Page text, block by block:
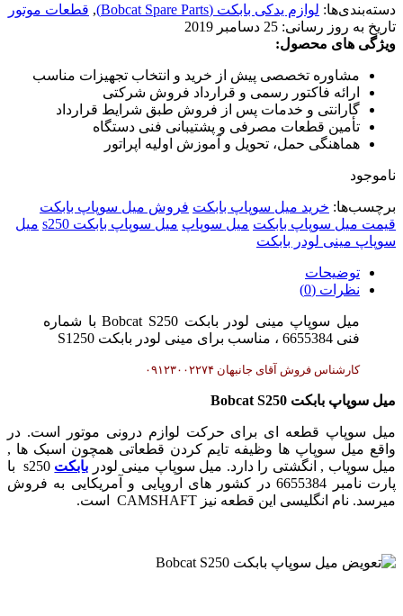
دسته‌بندی‌ها: لوازم یدکی بابکت (Bobcat Spare Parts) , قطعات موتور
تاریخ به روز رسانی: 25 دسامبر 2019
ویژگی های محصول:
مشاوره تخصصی پیش از خرید و انتخاب تجهیزات مناسب
ارائه فاکتور رسمی و قرارداد فروش شرکتی
گارانتی و خدمات پس از فروش طبق شرایط قرارداد
تأمین قطعات مصرفی و پشتیبانی فنی دستگاه
هماهنگی حمل، تحویل و آموزش اولیه اپراتور
ناموجود
برچسب‌ها: خرید میل سوپاپ بابکت فروش میل سوپاپ بابکت
قیمت میل سوپاپ بابکت میل سوپاپ میل سوپاپ بابکت s250
میل
سوپاپ مینی لودر بابکت
توضیحات
نظرات (0)
میل سوپاپ مینی لودر بابکت Bobcat S250 با شماره
فنی 6655384 ، مناسب برای مینی لودر بابکت S1250
کارشناس فروش آقای جانبهان ۰۹۱۲۳۰۰۲۲۷۴
میل سوپاپ بابکت Bobcat S250
میل سوپاپ قطعه ای برای حرکت لوازم درونی موتور است. در
واقع میل سوپاپ ها وظیفه تایم کردن قطعاتی همچون اسبک ها ,
میل سوپاب , انگشتی را دارد. میل سوپاپ مینی لودر بابکت
s250 با
پارت نامبر 6655384 در کشور های اروپایی و آمریکایی به فروش
میرسد. نام انگلیسی این قطعه نیز CAMSHAFT است.